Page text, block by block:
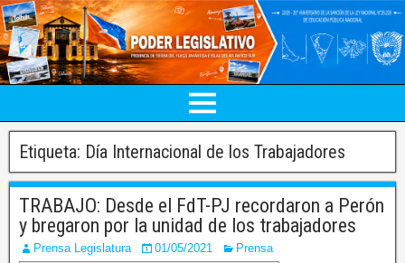
Etiqueta: Día Internacional de los Trabajadores
TRABAJO: Desde el FdT-PJ recordaron a Perón
y bregaron por la unidad de los trabajadores
Prensa Legislatura 01/05/2021 Prensa